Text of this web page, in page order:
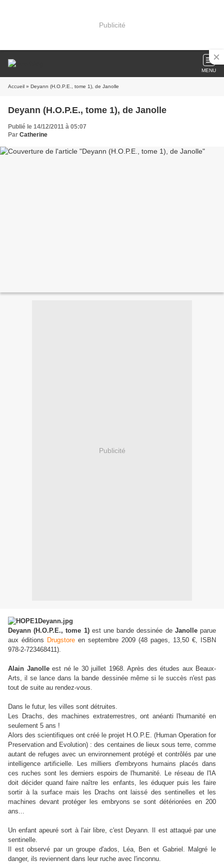
Publicité
MENU
Accueil » Deyann (H.O.P.E., tome 1), de Janolle
Deyann (H.O.P.E., tome 1), de Janolle
Publié le 14/12/2011 à 05:07
Par Catherine
Publicité
Deyann (H.O.P.E., tome 1)est une bande dessinée de Janolleparue
aux éditions Drugstore en septembre 2009 (48 pages, 13,50 €, ISBN
978-2-723468411).
Alain Janolleest né le 30 juillet 1968. Après des études aux Beaux-
Arts, il se lance dans la bande dessinée même si le succès n'est pas
tout de suite au rendez-vous.
Dans le futur, les villes sont détruites.
Les Drachs, des machines extraterrestres, ont anéanti l'humanité en
seulement 5 ans !
Alors des scientifiques ont créé le projet H.O.P.E. (Human Operation for
Preservation and Evolution) : des centaines de lieux sous terre, comme
autant de refuges avec un environnement protégé et contrôlés par une
intelligence artificielle. Les milliers d'embryons humains placés dans
ces ruches sont les derniers espoirs de l'humanité. Le réseau de l'IA
doit décider quand faire naître les enfants, les éduquer puis les faire
sortir à la surface mais les Drachs ont laissé des sentinelles et les
machines devant protéger les embryons se sont détériorées en 200
ans...
Un enfant apeuré sort à l'air libre, c'est Deyann. Il est attaqué par une
sentinelle.
Il est observé par un groupe d'ados, Léa, Ben et Gabriel. Malgré le
danger, ils reviennent dans leur ruche avec l'inconnu.